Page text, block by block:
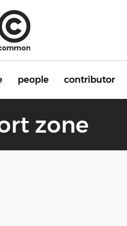
people contributor
zone